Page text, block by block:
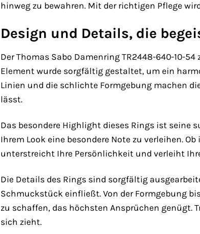
hinweg zu bewahren. Mit der richtigen Pflege
Design und Details, die
Der Thomas Sabo Damenring TR2448-640-10-
Element wurde sorgfältig gestaltet, um ein
Linien und die schlichte Formgebung machen
lässt.
Das besondere Highlight dieses Rings ist seine
Ihrem Look eine besondere Note zu verleihen.
unterstreicht Ihre Persönlichkeit und verleiht
Die Details des Rings sind sorgfältig
Schmuckstück einfließt. Von der Formgebung
zu schaffen, das höchsten Ansprüchen genügt.
sich zieht.